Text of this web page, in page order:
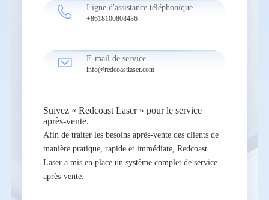
 Ligne d'assistance téléphonique
+8618100808486
 E-mail de service
info@redcoastlaser.com
Suivez « Redcoast Laser » pour le service
après-vente.
Afin de traiter les besoins après-vente des clients de
manière pratique, rapide et immédiate, Redcoast
Laser a mis en place un système complet de service
après-vente.